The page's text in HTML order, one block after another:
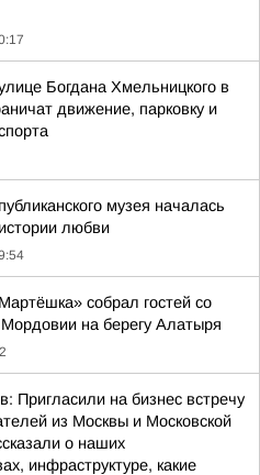
Богдана Хмельницкого в
движение, парковку и
музея началась
любви
собрал гостей со
Мордовии на берегу Алатыря
Пригласили на бизнес встречу
из Москвы и Московской
о наших
инфраструктуре, какие